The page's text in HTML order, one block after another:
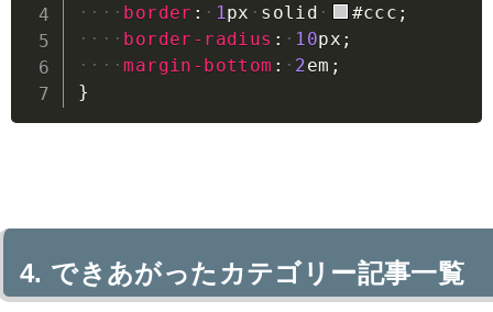
border : 1px solid #ccc ;
border-radius : 10px ;
margin-bottom : 2em ;
}
できあがったカテゴリー記事一覧